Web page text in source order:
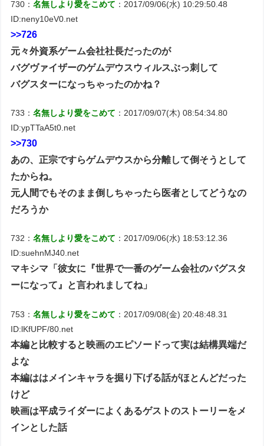
730：名無しより愛をこめて ：2017/09/06(水) 10:29:50.48
ID:neny10eV0.net
>>726
元々外資系ゲーム会社社長だったのが
バグヴァイザーのゲムデウスウィルスぶっ刺して
バグスターになっちゃったのかね？
733：名無しより愛をこめて ：2017/09/07(木) 08:54:34.80
ID:ypTTaA5t0.net
>>730
あの、正宗ですらゲムデウスから分離して倒そうとして
たからね。
元人間でもそのまま倒しちゃったら医者としてどうなの
だろうか
732：名無しより愛をこめて ：2017/09/06(水) 18:53:12.36
ID:suehnMJ40.net
マキシマ「彼女に『世界で一番のゲーム会社のバグスタ
ーになって』と言われましてね」
753：名無しより愛をこめて ：2017/09/08(金) 20:48:48.31
ID:lKfUPF/80.net
本編と比較すると映画のエピソードって実は結構異端だ
よな
本編ははメインキャラを掘り下げる話がほとんどだった
けど
映画は平成ライダーによくあるゲストのストーリーをメ
インとした話